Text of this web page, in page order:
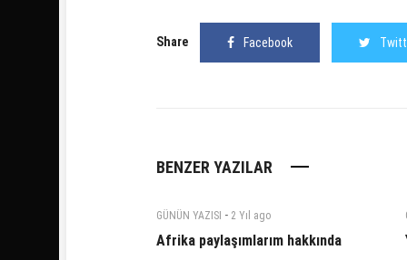
Share Facebook
BENZER YAZILAR
GÜNÜN YAZISI - 2 Yıl ago
Afrika paylaşımlarım hakkında